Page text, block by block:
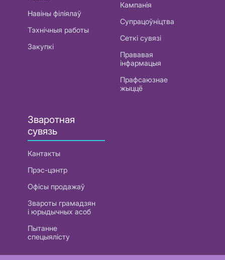
Навіны філіялаў
Тэхнічныя работы
Закупкі
Кампанія
Супрацоўніцтва
Сеткі сувязі
Прававая
інфармацыя
Прафсаюзнае
жыццё
Зваротная
сувязь
Кантакты
Прэс-цэнтр
Офісы продажаў
Звароты грамадзян
і юрыдычных асоб
Пытанне
спецыялісту